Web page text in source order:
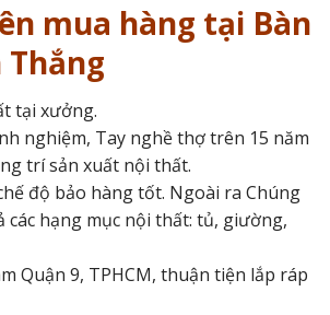
mua hàng tại Bàn
tại xưởng.
nghiệm, Tay nghề thợ trên 15 năm
trí sản xuất nội thất.
độ bảo hàng tốt. Ngoài ra Chúng
các hạng mục nội thất: tủ, giường,
Quận 9, TPHCM, thuận tiện lắp ráp